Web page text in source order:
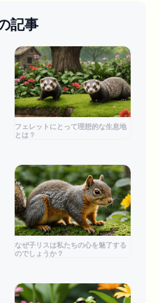
記事
フェレットにとって理想的な生息地
とは？
なぜ子リスは私たちの心を魅了する
のでしょうか？